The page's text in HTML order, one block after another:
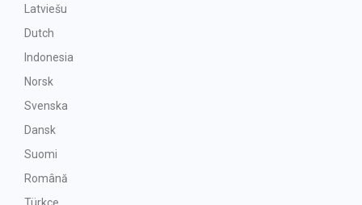
Latviešu
Dutch
Indonesia
Norsk
Svenska
Dansk
Suomi
Română